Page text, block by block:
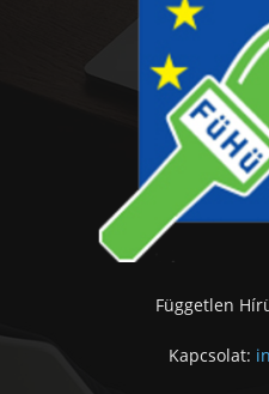
Független
Kapcsolat: